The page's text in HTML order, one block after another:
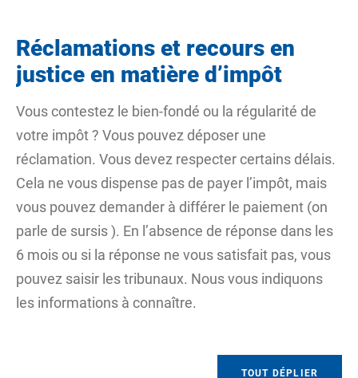
Réclamations et recours en
justice en matière d’impôt
Vous contestez le bien-fondé ou la régularité de
votre impôt ? Vous pouvez déposer une
réclamation. Vous devez respecter certains délais.
Cela ne vous dispense pas de payer l’impôt, mais
vous pouvez demander à différer le paiement (on
parle de sursis). En l’absence de réponse dans les
6 mois ou si la réponse ne vous satisfait pas, vous
pouvez saisir les tribunaux. Nous vous indiquons
les informations à connaître.
TOUT DÉPLIER